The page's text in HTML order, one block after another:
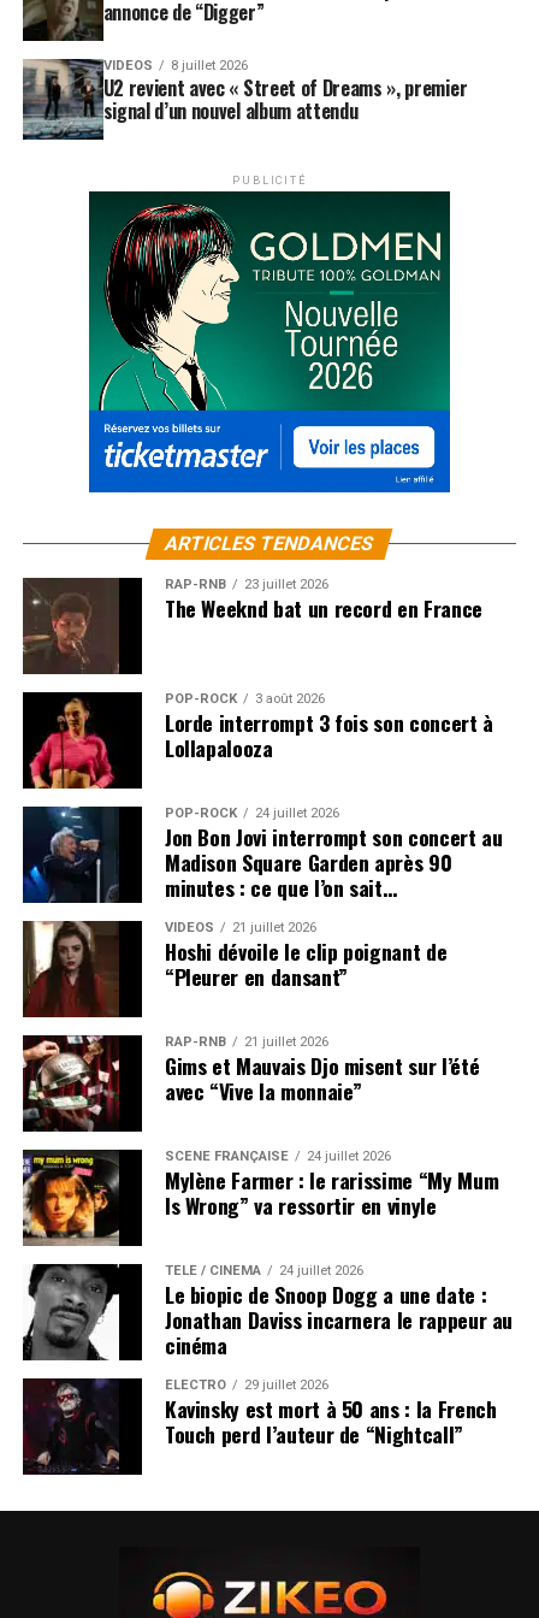
communiqués.
LES ALBUMS DE DAVID GUETTA SONT
DISPONIBLES ICI
annonce de “Digger”
VIDEOS 8 juillet 2026
U2 revient avec « Street of Dreams », premier
signal d’un nouvel album attendu
PUBLICITÉ
ARTICLES TENDANCES
RAP-RNB 23 juillet 2026
The Weeknd bat un record en France
POP-ROCK 3 août 2026
Lorde interrompt 3 fois son concert à
Lollapalooza
POP-ROCK 24 juillet 2026
Jon Bon Jovi interrompt son concert au
Madison Square Garden après 90
minutes : ce que l’on sait…
VIDEOS 21 juillet 2026
Hoshi dévoile le clip poignant de
“Pleurer en dansant”
RAP-RNB 21 juillet 2026
Gims et Mauvais Djo misent sur l’été
avec “Vive la monnaie”
SCÈNE FRANÇAISE 24 juillet 2026
Mylène Farmer : le rarissime “My Mum
Is Wrong” va ressortir en vinyle
TÉLÉ / CINÉMA 24 juillet 2026
Le biopic de Snoop Dogg a une date :
Jonathan Daviss incarnera le rappeur au
cinéma
ÉLECTRO 29 juillet 2026
Kavinsky est mort à 50 ans : la French
Touch perd l’auteur de “Nightcall”